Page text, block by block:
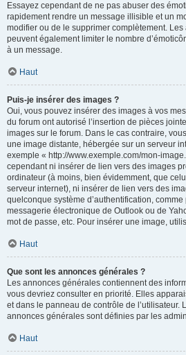
Essayez cependant de ne pas abuser des
rapidement rendre un message illisible et un
modifier ou de le supprimer complètement.
peuvent également limiter le nombre
à un message.
Haut
Puis-je insérer des images ?
Oui, vous pouvez insérer des images à vos
du forum ont autorisé l’insertion de pièces
images sur le forum. Dans le cas contraire,
une image distante, hébergée sur un serveur
exemple « http://www.exemple.com/mon-
cependant ni insérer de lien vers des images
ordinateur (à moins, bien évidemment, que
serveur internet), ni insérer de lien vers des
quelconque système d’authentification,
messagerie électronique de Outlook ou de
mot de passe, etc. Pour insérer une image,
Haut
Que sont les annonces générales ?
Les annonces générales contiennent des
vous devriez consulter en priorité. Elles
et dans le panneau de contrôle de l’utilisateur.
annonces générales sont définies par les
Haut